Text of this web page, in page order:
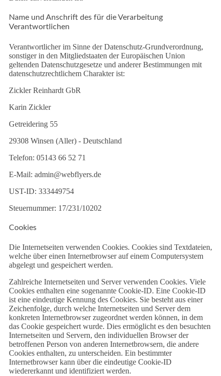
Name und Anschrift des für die Verarbeitung
Verantwortlichen
Verantwortlicher im Sinne der Datenschutz-Grundverordnung,
sonstiger in den Mitgliedstaaten der Europäischen Union
geltenden Datenschutzgesetze und anderer Bestimmungen mit
datenschutzrechtlichem Charakter ist:
Zickler Reinhardt GbR
Karin Zickler
Getreidering 55
29308 Winsen (Aller) - Deutschland
Telefon: 05143 66 52 71
E-Mail: admin@webflyers.de
UST-ID: 333449754
Steuernummer: 17/231/10202
Cookies
Die Internetseiten verwenden Cookies. Cookies sind Textdateien,
welche über einen Internetbrowser auf einem Computersystem
abgelegt und gespeichert werden.
Zahlreiche Internetseiten und Server verwenden Cookies. Viele
Cookies enthalten eine sogenannte Cookie-ID. Eine Cookie-ID
ist eine eindeutige Kennung des Cookies. Sie besteht aus einer
Zeichenfolge, durch welche Internetseiten und Server dem
konkreten Internetbrowser zugeordnet werden können, in dem
das Cookie gespeichert wurde. Dies ermöglicht es den besuchten
Internetseiten und Servern, den individuellen Browser der
betroffenen Person von anderen Internetbrowsern, die andere
Cookies enthalten, zu unterscheiden. Ein bestimmter
Internetbrowser kann über die eindeutige Cookie-ID
wiedererkannt und identifiziert werden.